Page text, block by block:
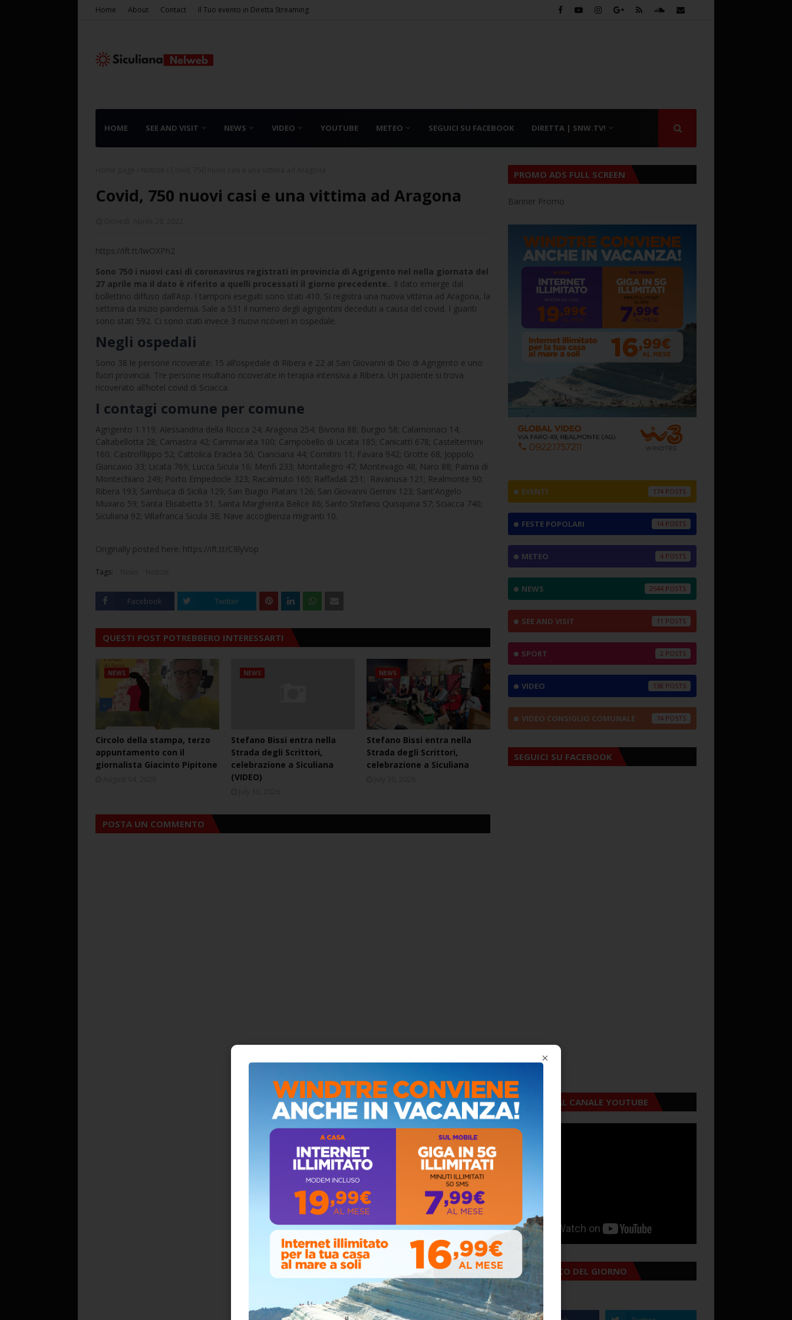
Home About Contact Il Tuo evento in Diretta Streaming
HOME SEE AND VISIT NEWS VIDEO YOUTUBE METEO SEGUICI SU FACEBOOK DIRETTA | SNW.TV!
Covid, 750 nuovi casi e una vittima ad Aragona
https://ift.tt/lwOXPh2
Sono 750 i nuovi casi di coronavirus registrati in provincia di Agrigento nel nella giornata del
27 aprile ma il dato è riferito a quelli processati il giorno precedente.. Il dato emerge dal
bollettino diffuso dall’Asp. I tamponi eseguiti sono stati 410. Si registra una nuova vittima ad Aragona, la
settima da inizio pandemia. Sale a 531 il numero degli agrigentini deceduti a causa del covid. I guariti
sono stati 592. Ci sono stati invece 3 nuovi ricoveri in ospedale.
Negli ospedali
Sono 38 le persone ricoverate: 15 all’ospedale di Ribera e 22 al San Giovanni di Dio di Agrigento e uno
fuori provincia. Tre persone risultano ricoverate in terapia intensiva a Ribera. Un paziente si trova
ricoverato all’hotel covid di Sciacca.
I contagi comune per comune
Agrigento 1.119; Alessandria della Rocca 24; Aragona 254; Bivona 88; Burgio 58; Calamonaci 14;
Caltabellotta 28; Camastra 42; Cammarata 100; Campobello di Licata 185; Canicattì 678; Casteltermini
160; Castrofilippo 52; Cattolica Eraclea 56; Cianciana 44; Comitini 11; Favara 942; Grotte 68; Joppolo
Giancaxio 33; Licata 769; Lucca Sicula 16; Menfi 233; Montallegro 47; Montevago 48; Naro 88; Palma di
Montechiaro 249; Porto Empedocle 323; Racalmuto 165; Raffadali 251; Ravanusa 121; Realmonte 90;
Ribera 193; Sambuca di Sicilia 129; San Biagio Platani 126; San Giovanni Gemini 123; Sant’Angelo
Muxaro 59; Santa Elisabetta 51; Santa Margherita Belice 86; Santo Stefano Quisquina 57; Sciacca 740;
Siculiana 92; Villafranca Sicula 38; Nave accoglienza migranti 10.
Originally posted here: https://ift.tt/C8lyVop
Tags:
Facebook Twitter
QUESTI POST POTREBBERO INTERESSARTI
NEWS
Circolo della stampa, terzo
appuntamento con il
giornalista Giacinto Pipitone
NEWS
Stefano Bissi entra nella
Strada degli Scrittori,
celebrazione a Siculiana
(VIDEO)
NEWS
Stefano Bissi entra nella
Strada degli Scrittori,
celebrazione a Siculiana
POSTA UN COMMENTO
PROMO ADS FULL SCREEN
Banner Promo
×
EVENTI 174
FESTE POPOLARI 14
METEO 4
NEWS 2544
SEE AND VISIT 11
SPORT 2
VIDEO 138
VIDEO CONSIGLIO COMUNALE 74
SEGUICI SU FACEBOOK
ISCRIVITI AL CANALE YOUTUBE
ALMANACCO DEL GIORNO